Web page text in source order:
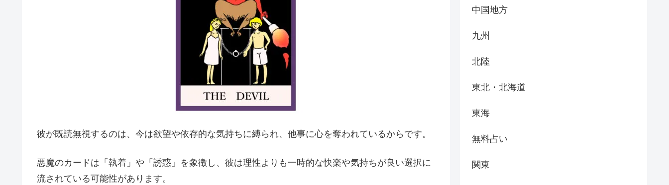
彼が既読無視するのは、今は欲望や依存的な気持ちに縛られ、他事に心を奪われているからです。
悪魔のカードは「執着」や「誘惑」を象徴し、彼は理性よりも一時的な快楽や気持ちが良い選択に
流されている可能性があります。
中国地方
九州
北陸
東北・北海道
東海
無料占い
関東